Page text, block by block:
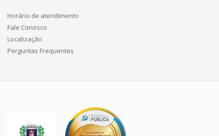
Horário de atendimento
Fale Conosco
Localização
Perguntas Frequentes